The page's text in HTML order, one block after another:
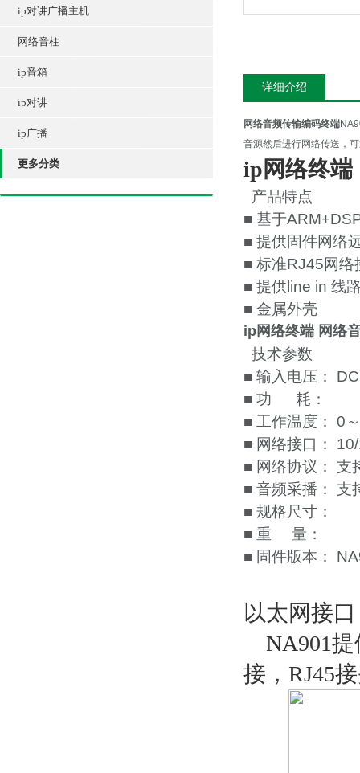
ip对讲广播主机
网络音柱
ip音箱
ip对讲
ip广播
更多分类
详细介绍
网络音频传输编码终端
音源然后进行网络传送，
ip网络终端
产品特点
■ 基于
■ 提供固件网络
■ 标准RJ45网络
■ 提供line in 线
■ 金属外壳
ip网络终端 网络
技术参数
■ 输入电压：
■ 功 耗：
■ 工作温度： 0
■ 网络接口：
■ 网络协议： 支
■ 音频采播： 支
■ 规格尺寸：
■ 重 量：
■ 固件版本：
以太网接口
NA901
接，RJ45